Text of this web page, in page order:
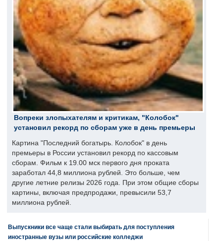
Вопреки злопыхателям и критикам, "Колобок"
установил рекорд по сборам уже в день премьеры
Картина "Последний богатырь. Колобок" в день
премьеры в России установил рекорд по кассовым
сборам. Фильм к 19.00 мск первого дня проката
заработал 44,8 миллиона рублей. Это больше, чем
другие летние релизы 2026 года. При этом общие сборы
картины, включая предпродажи, превысили 53,7
миллиона рублей.
Выпускники все чаще стали выбирать для поступления
иностранные вузы или российские колледжи